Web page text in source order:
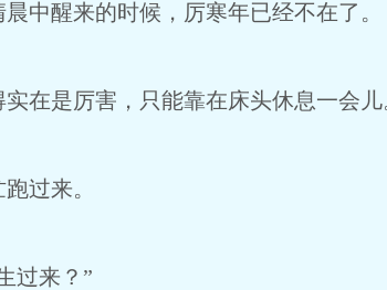
中醒来的时候，厉寒年已经不在了。
在是厉害，只能靠在床头休息一会儿
过来。
过来？”